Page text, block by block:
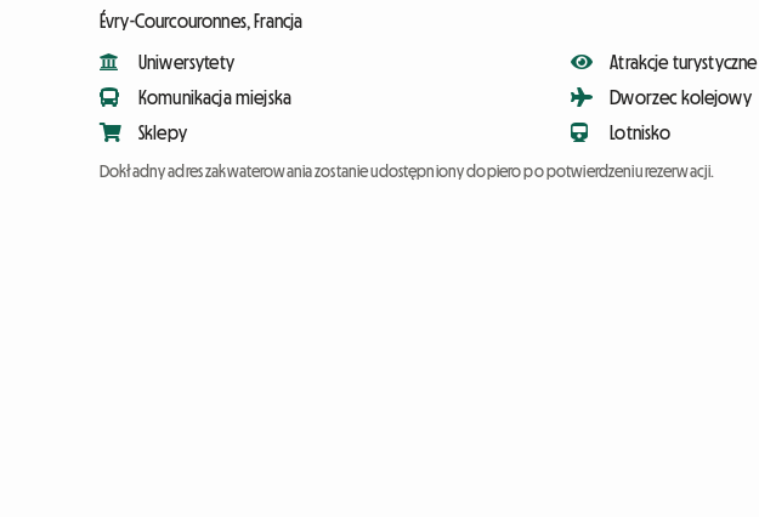
Évry-Courcouronnes, Francja
Uniwersytety
Komunikacja miejska
Sklepy
Atrakcje turystyczne
Dworzec kolejowy
Lotnisko
Dokładny adres zakwaterowania zostanie udostępniony dopiero po potwierdzeniu rezerwacji.